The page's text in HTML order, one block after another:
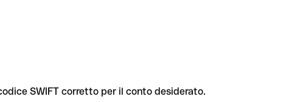
SWIFT corretto per il conto desiderato.